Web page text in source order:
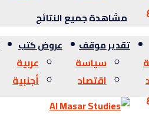
مشاهدة جميع النتائج
تقدير موقف
سياسة
اقتصاد
عروض كتب
عربية
أجنبية